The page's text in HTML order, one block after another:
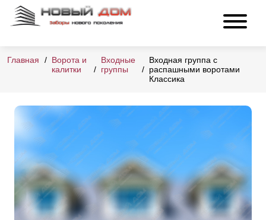
Главная
Ворота и
калитки
Входные
группы
Входная группа с
распашными воротами
Классика